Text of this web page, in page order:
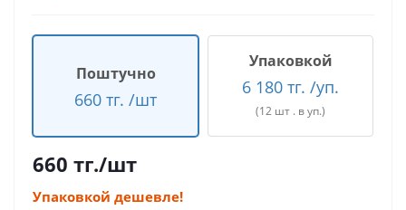
Поштучно
660 тг. /шт
Упаковкой
6 180 тг. /уп.
(12 шт . в уп.)
660 тг./шт
Упаковкой дешевле!